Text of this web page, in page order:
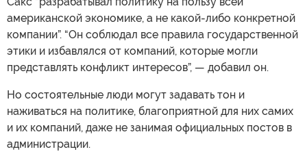
американской экономике, а не какой-либо конкретной
компании”. “Он соблюдал все правила государственной
этики и избавлялся от компаний, которые могли
представлять конфликт интересов”, — добавил он.
Но состоятельные люди могут задавать тон и
наживаться на политике, благоприятной для них самих
и их компаний, даже не занимая официальных постов в
администрации.